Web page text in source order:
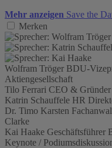
Mehr anzeigen Save the
Merken
Wolfram Tröger BDU-
Aktiengesellschaft
Tilo Ferrari CEO & Gründer
Katrin Schauffele HR
Dr. Timo Karsten
Clarke
Kai Haake Geschäftsführer
Keynote /